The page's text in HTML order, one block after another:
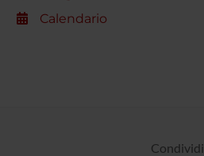
Calendario
Condividi